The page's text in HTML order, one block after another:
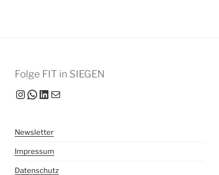
Folge FIT in SIEGEN
Instagram
WhatsApp
LinkedIn
Mail
Newsletter
Impressum
Datenschutz